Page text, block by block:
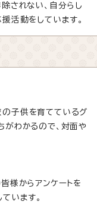
されない、自分らし
活動をしています。
子供を育てているグ
がわかるので、対面や
様からアンケートを
います。